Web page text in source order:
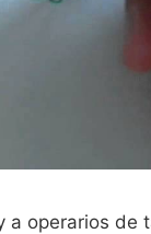
a operarios de